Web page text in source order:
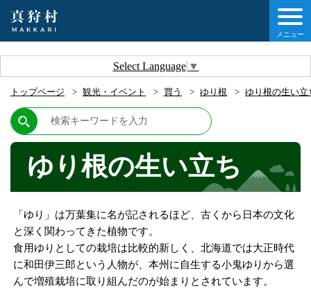
Select Language ▼
メニュー
トップページ 観光・イベント 買う ゆり根 ゆり根の生い立
ゆり根の生い立ち
「ゆり」は万葉集に名が記されるほど、古くから日本の文化
と深く関わってきた植物です。
食用ゆりとしての栽培は比較的新しく、北海道では大正時代
に和田伊三郎という人物が、本州に自生する小鬼ゆりから選
んで増殖栽培に取り組んだのが始まりとされています。
の情報
報
について
移住・定住ガイド